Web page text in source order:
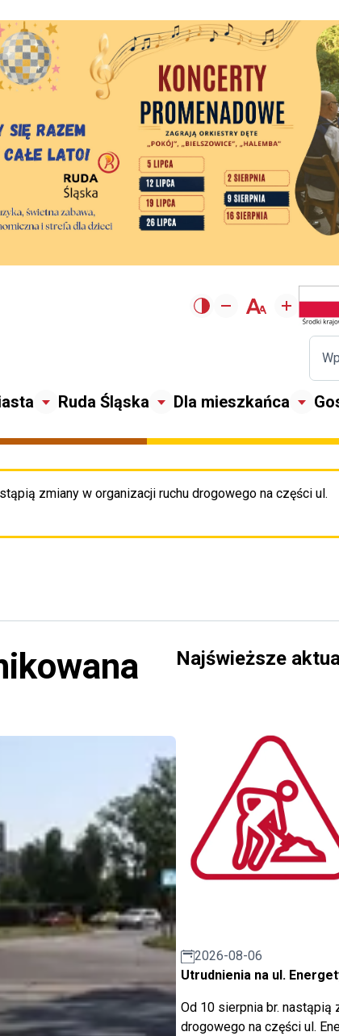
Ruda Śląska Dla mieszkańca
zmiany w organizacji ruchu drogowego na części ul.
Przejdź do
Najświeższe
2026-08-06
Utrudnienia na ul.
Od 10 sierpnia br. nastąpią
drogowego na części ul.